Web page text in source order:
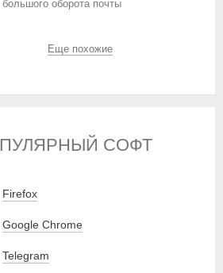
большого оборота почты
Еще похожие
СОФТ
Firefox
Google Chrome
Telegram